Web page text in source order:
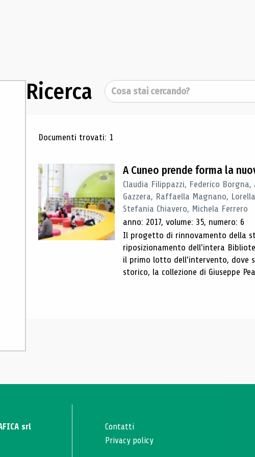
Ricerca Cerca
Risultati di ricerca
Documenti trovati: 1
A Cuneo prende forma la
Claudia Filippazzi, Federico
Gazzera, Raffaella Magnano,
Stefania Chiavero, Michela Ferrero
anno: 2017, volume: 35, numero: 6
Il progetto di rinnovamento della
riposizionamento dell'intera
il primo lotto dell'intervento, dove
storico, la collezione di Giuseppe
srl
Contatti
Privacy policy